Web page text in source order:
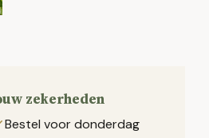
zekerheden
Bestel voor donderdag